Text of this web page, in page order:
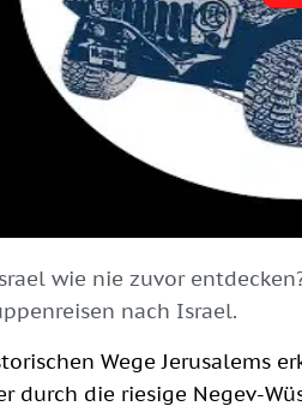
wie nie zuvor
nach Israel.
Wege Jerusalems
durch die riesige Negev-